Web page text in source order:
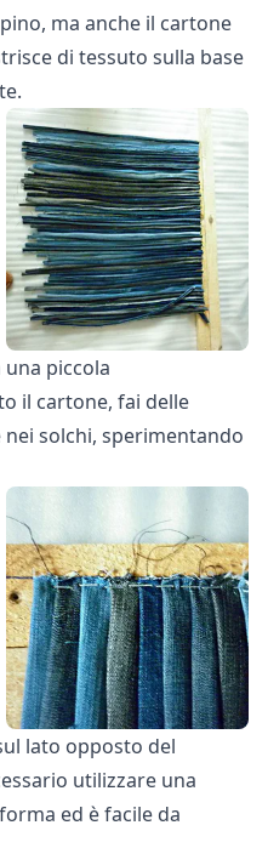
ma anche il cartone
di tessuto sulla base
piccola
il cartone, fai delle
solchi, sperimentando
lato opposto del
utilizzare una
ed è facile da